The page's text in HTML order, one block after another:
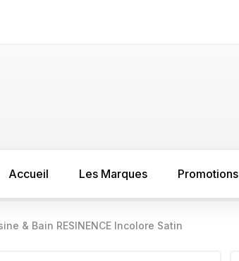
BOIS FER
Accueil Les Marques Promotions
& Bain RESINENCE Incolore Satin